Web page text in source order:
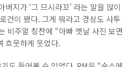
버지가 ‘그 므시라꼬’ 라는 말을 많이
건이 됐다. 그게 뭐라고 경상도 사투
비주얼 칭찬에 “아빠 옛날 사진 보면
흐뭇하게 웃었다.